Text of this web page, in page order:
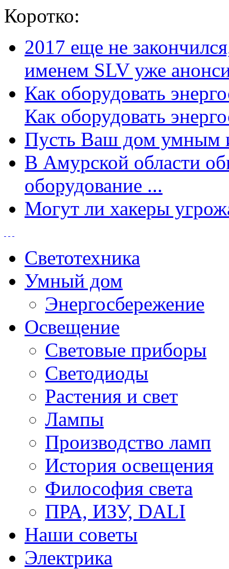
Коротко:
2017 еще не
именем SLV уже
Как оборудовать
Как оборудовать
Пусть Ваш дом умным
В Амурской области
оборудование ...
Могут ли хакеры
Светотехника
Умный дом
Энергосбережение
Освещение
Световые приборы
Светодиоды
Растения и свет
Лампы
Производство ламп
История освещения
Философия света
ПРА, ИЗУ, DALI
Наши советы
Электрика